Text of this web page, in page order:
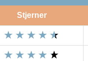
Stjerner